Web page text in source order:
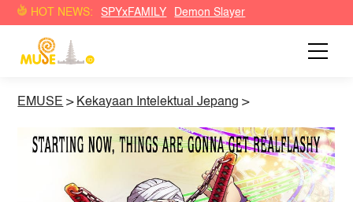
HOT NEWS: SPYxFAMILY Demon Slayer
EMUSE > Kekayaan Intelektual Jepang >